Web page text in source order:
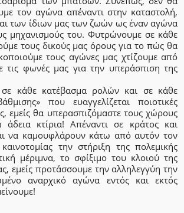
τον αγώνα απέναντι στην καταστολή,
των ίδιων μας των ζωών ως έναν αγώνα
μηχανισμούς του. Φυτρώνουμε σε κάθε
τους δικούς μας όρους για το πώς θα
τους αγώνες μας χτίζουμε από
τις φωνές μας για την υπεράσπιση της
κάθε κατέβασμα ρολών και σε κάθε
που ευαγγελίζεται ποιοτικές
εμείς θα υπερασπιζόμαστε τους χώρους
κτίρια! Απέναντι σε κράτος και
να καμουφλάρουν κάτω από αυτόν τον
την στήριξη της πολεμικής
μέριμνα, το σφίξιμο του κλοιού της
εμείς προτάσσουμε την αλληλεγγύη την
αναρχικό αγώνα εντός και εκτός